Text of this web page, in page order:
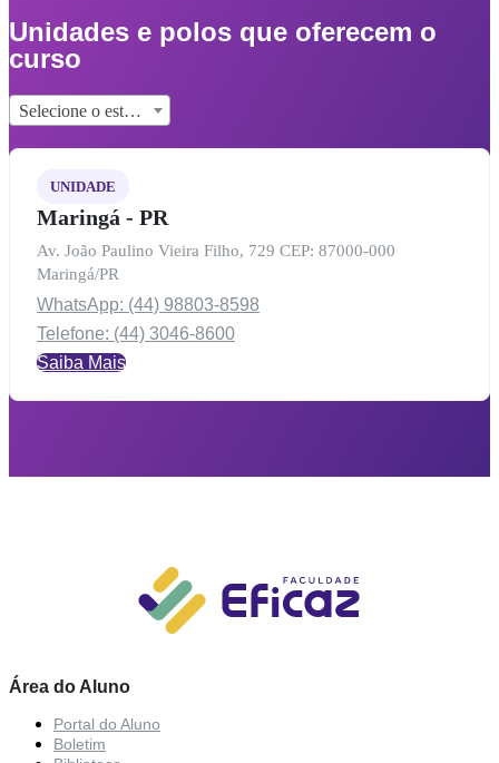
Unidades e polos que oferecem o
curso
Selecione o estado...
UNIDADE
Maringá - PR
Av. João Paulino Vieira Filho, 729 CEP: 87000-000
Maringá/PR
WhatsApp: (44) 98803-8598
Telefone: (44) 3046-8600
Saiba Mais
Área do Aluno
Portal do Aluno
Boletim